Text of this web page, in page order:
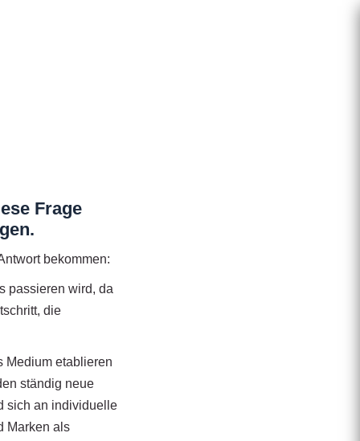
Frage
bekommen:
passieren wird, da
die
Medium etablieren
ständig neue
sich an individuelle
Marken als